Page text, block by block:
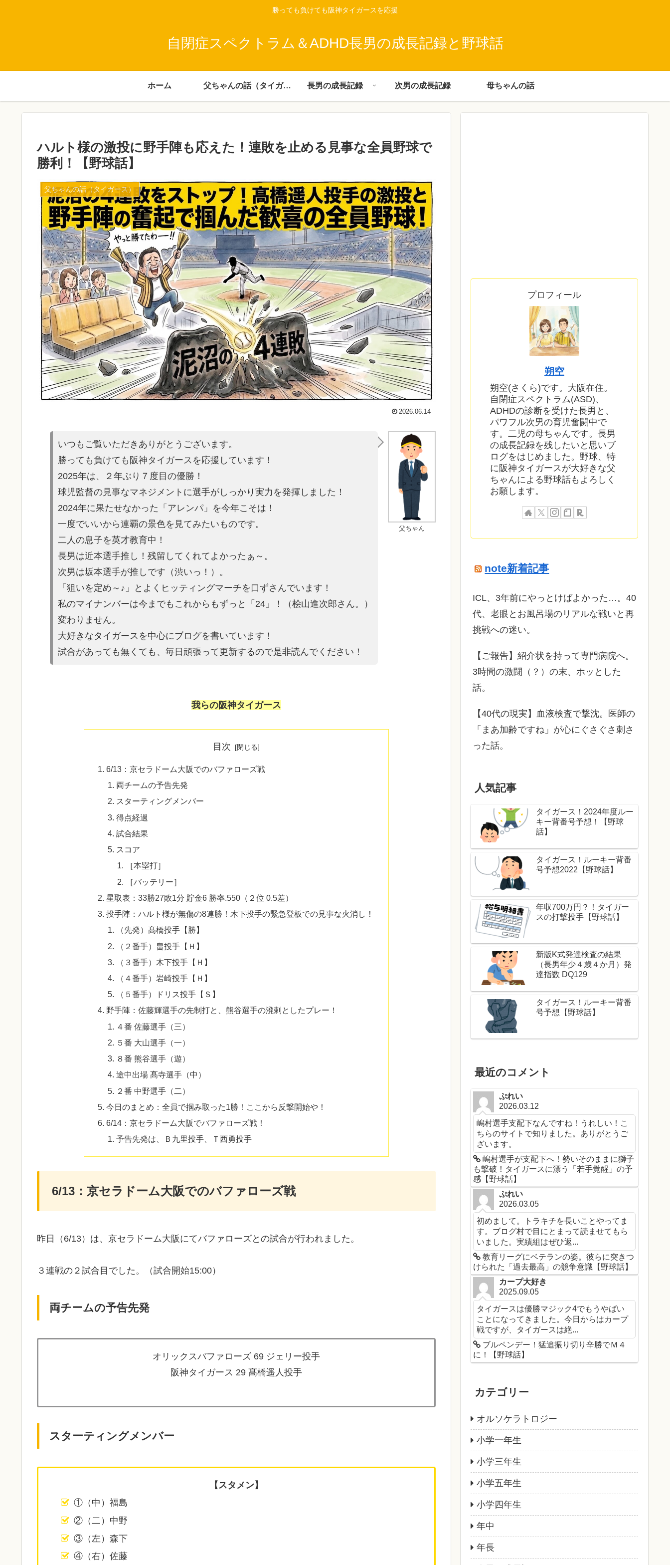
勝っても負けても阪神タイガースを応援
自閉症スペクトラム＆ADHD長男の成長記録と野球話
ホーム 父ちゃんの話（タイガース） 長男の成長記録 次男の成長記録 母ちゃんの話
​ハルト様の激投に野手陣も応えた！連敗を止める見事な全員野球で
勝利！【野球話】
父ちゃんの話（タイガース）
2026.06.14
父ちゃん
いつもご覧いただきありがとうございます。
勝っても負けても阪神タイガースを応援しています！
2025年は、２年ぶり７度目の優勝！
球児監督の見事なマネジメントに選手がしっかり実力を発揮しました！
2024年に果たせなかった「アレンパ」を今年こそは！
一度でいいから連覇の景色を見てみたいものです。
二人の息子を英才教育中！
長男は近本選手推し！残留してくれてよかったぁ～。
次男は坂本選手が推しです（渋いっ！）。
「狙いを定め～♪」とよくヒッティングマーチを口ずさんでいます！
私のマイナンバーは今までもこれからもずっと「24」！（桧山進次郎さん。）
変わりません。
大好きなタイガースを中心にブログを書いています！
試合があっても無くても、毎日頑張って更新するので是非読んでください！
我らの阪神タイガース
目次
6/13：京セラドーム大阪でのバファローズ戦
両チームの予告先発
スターティングメンバー
得点経過
試合結果
スコア
［本塁打］
［バッテリー］
星取表：33勝27敗1分 貯金6 勝率.550（２位 0.5差）
投手陣：ハルト様が無傷の8連勝！木下投手の緊急登板での見事な火消し！
（先発）髙橋投手【勝】
（２番手）畠投手【Ｈ】
（３番手）木下投手【Ｈ】
（４番手）岩崎投手【Ｈ】
（５番手）ドリス投手【Ｓ】
野手陣：佐藤輝選手の先制打と、熊谷選手の溌剌としたプレー！
４番 佐藤選手（三）
５番 大山選手（一）
８番 熊谷選手（遊）
途中出場 髙寺選手（中）
２番 中野選手（二）
​今日のまとめ：全員で掴み取った1勝！ここから反撃開始や！
6/14：京セラドーム大阪でバファローズ戦！
予告先発は、Ｂ九里投手、Ｔ西勇投手
6/13：京セラドーム大阪でのバファローズ戦
昨日（6/13）は、京セラドーム大阪にてバファローズとの試合が行われました。
３連戦の２試合目でした。（試合開始15:00）
両チームの予告先発
オリックスバファローズ 69 ジェリー投手
阪神タイガース 29 髙橋遥人投手
スターティングメンバー
【スタメン】
①（中）福島
②（二）中野
③（左）森下
④（右）佐藤
プロフィール
朔空
朔空(さくら)です。大阪在住。
自閉症スペクトラム(ASD)、
ADHDの診断を受けた長男と、
パワフル次男の育児奮闘中で
す。二児の母ちゃんです。長男
の成長記録を残したいと思いブ
ログをはじめました。野球、特
に阪神タイガースが大好きな父
ちゃんによる野球話もよろしく
お願します。
note新着記事
ICL、3年前にやっとけばよかった…。40
代、老眼とお風呂場のリアルな戦いと再
挑戦への迷い。
​【ご報告】紹介状を持って専門病院へ。
3時間の激闘（？）の末、ホッとした
話。
【40代の現実】血液検査で撃沈。医師の
「まあ加齢ですね」が心にぐさぐさ刺さ
った話。
人気記事
タイガース！2024年度ルー
キー背番号予想！【野球
話】
タイガース！ルーキー背番
号予想2022【野球話】
年収700万円？！タイガー
スの打撃投手【野球話】
新版K式発達検査の結果
（長男年少４歳４か月）発
達指数 DQ129
タイガース！ルーキー背番
号予想【野球話】
最近のコメント
ぷれい
2026.03.12
嶋村選手支配下なんですね！うれしい！こ
ちらのサイトで知りました。ありがとうご
ざいます。
嶋村選手が支配下へ！勢いそのままに獅子
も撃破！タイガースに漂う「若手覚醒」の予
感【野球話】
ぷれい
2026.03.05
初めまして。トラキチを長いことやってま
す。ブログ村で目にとまって読ませてもら
いました。実績組はぜひ返...
教育リーグにベテランの姿。彼らに突きつ
けられた「過去最高」の競争意識【野球話】
カープ大好き
2025.09.05
タイガースは優勝マジック4でもうやばい
ことになってきました。今日からはカープ
戦ですが、タイガースは絶...
ブルペンデー！猛追振り切り辛勝でＭ４
に！【野球話】
カテゴリー
オルソケラトロジー
小学一年生
小学三年生
小学五年生
小学四年生
年中
年長